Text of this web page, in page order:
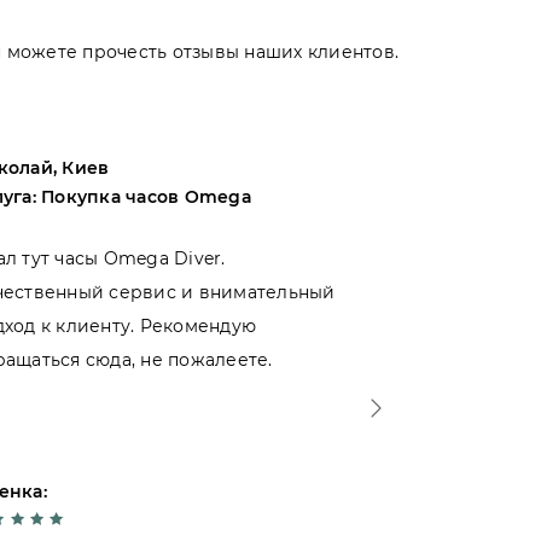
можете прочесть отзывы наших клиентов.
Киев
Покупка часов Omega
тут часы Omega Diver.
сервис и внимательный
к клиенту. Рекомендую
сюда, не пожалеете.